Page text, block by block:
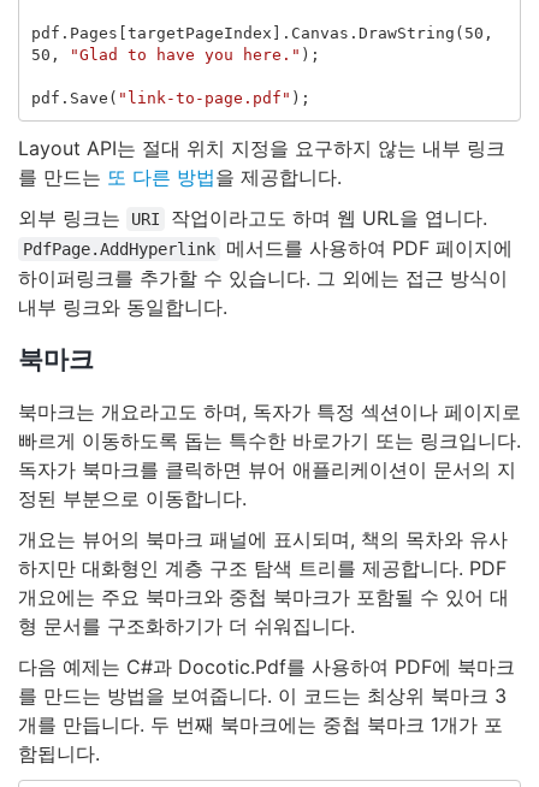
pdf . Pages targetPageIndex ]. Canvas . DrawString ( 50 ,
50 , "Glad to have you here." );
pdf . Save ( "link-to-page.pdf" );
Layout API는 절대 위치 지정을 요구하지 않는 내부 링크
를 만드는 또 다른 방법을 제공합니다.
외부 링크는
URI 작업이라고도 하며 웹 URL을 엽니다.
PdfPage.AddHyperlink
메서드를 사용하여 PDF 페이지에
하이퍼링크를 추가할 수 있습니다. 그 외에는 접근 방식이
내부 링크와 동일합니다.
북마크
북마크는 개요라고도 하며, 독자가 특정 섹션이나 페이지로
빠르게 이동하도록 돕는 특수한 바로가기 또는 링크입니다.
독자가 북마크를 클릭하면 뷰어 애플리케이션이 문서의 지
정된 부분으로 이동합니다.
개요는 뷰어의 북마크 패널에 표시되며, 책의 목차와 유사
하지만 대화형인 계층 구조 탐색 트리를 제공합니다. PDF
개요에는 주요 북마크와 중첩 북마크가 포함될 수 있어 대
형 문서를 구조화하기가 더 쉬워집니다.
다음 예제는 C#과 Docotic.Pdf를 사용하여 PDF에 북마크
를 만드는 방법을 보여줍니다. 이 코드는 최상위 북마크 3
개를 만듭니다. 두 번째 북마크에는 중첩 북마크 1개가 포
함됩니다.